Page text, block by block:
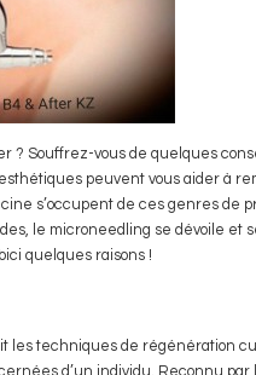
? Souffrez-vous de quelques
peuvent vous aider à
s’occupent de ces genres de
le microneedling se dévoile et
quelques raisons !
les techniques de régénération